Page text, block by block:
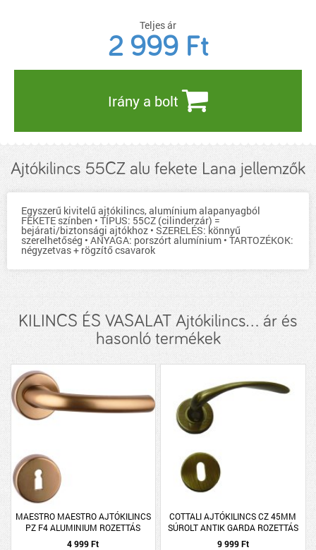
Teljes ár
2 999 Ft
Irány a bolt
Ajtókilincs 55CZ alu fekete Lana jellemzők
Egyszerű kivitelű ajtókilincs, alumínium alapanyagból
FEKETE színben • TÍPUS: 55CZ (cilinderzár) =
bejárati/biztonsági ajtókhoz • SZERELÉS: könnyű
szerelhetőség • ANYAGA: porszórt alumínium • TARTOZÉKOK:
négyzetvas + rögzítő csavarok
KILINCS ÉS VASALAT Ajtókilincs... ár és
hasonló termékek
MAESTRO MAESTRO AJTÓKILINCS
PZ F4 ALUMINIUM ROZETTÁS
SAVANNA
4 999 Ft
COTTALI AJTÓKILINCS CZ 45MM
SÚROLT ANTIK GARDA ROZETTÁS
9 999 Ft